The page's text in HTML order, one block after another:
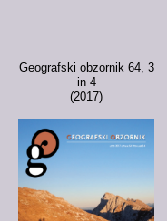
Geografski obzornik 64, 3
in 4
(2017)